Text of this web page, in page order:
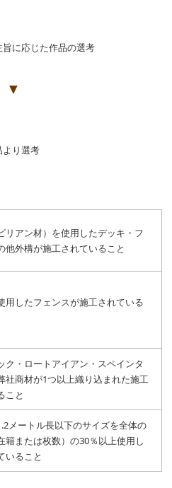
に応じた作品の選考
▼
より選考
リアン材）を使用したデッキ・フ
他外構が施工されていること
用したフェンスが施工されている
ク・ロートアイアン・スペインタ
社商材が1つ以上織り込まれた施工
こと
メートル長以下のサイズを全体の
籍または枚数）の30％以上使用し
いること